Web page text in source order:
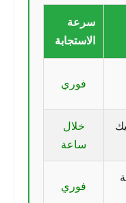
سرعة
الاستجابة
فوري
خلال
ساعة
فوري